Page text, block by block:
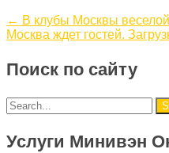
← В клубы Москвы
Москва ждет гостей.
Поиск по сайту
Услуги Минивэн